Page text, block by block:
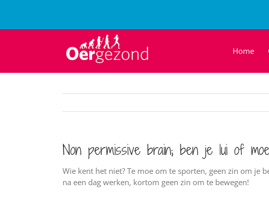
inhoud
Home
Non permissive brain; ben je lui of
Wie kent het niet? Te moe om te sporten, geen zin om je
na een dag werken, kortom geen zin om te bewegen!